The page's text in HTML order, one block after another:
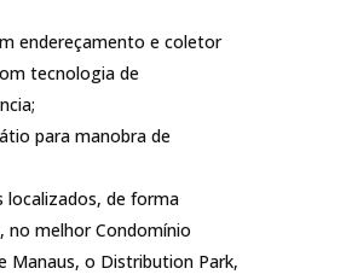
endereçamento e coletor
tecnologia de
para manobra de
localizados, de forma
no melhor Condomínio
Manaus, o Distribution Park,